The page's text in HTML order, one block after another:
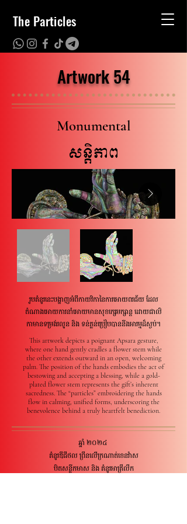
The Particles
Artwork 54
Monumental
សន្តិភាព
រូបគំនូរនេះបង្ហាញអំពីកាយវិកានៃការអោយពរជ័យ ដែល
តំណាងអោយការនាំអោយមានសុខក្សេមក្សាន្ត ដោយជាលិ
កាមានទម្រង់រលូន និង ទន់ភ្លន់ប្រៀបបាននឹងអារម្មដ៏ស្ងប់។
This artwork depicts a poignant Apsara gesture,
where one hand gently cradles a flower stem while
the other extends outward in an open, welcoming
palm. The position of the hands embodies the act of
bestowing and accepting a blessing, while a gold-
plated flower stem represents the gift’s inherent
sacredness. The “particles” embroidering the hands
flow in calming, unified forms, underscoring the
benevolence behind a truly heartfelt benediction.
ឆ្នាំ ២០២៤
គំនូរឌីជីថល ព្រីនលើក្រណាត់ខេនវ៉ាស
បិតសន្លឹកមាស និង គំនូរអាគ្រីលីក